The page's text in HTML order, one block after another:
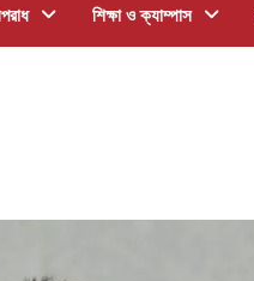
শিক্ষা ও ক্যাম্পাস